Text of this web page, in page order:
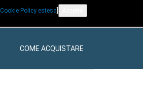
COME ACQUISTARE
Cookie Policy estesa